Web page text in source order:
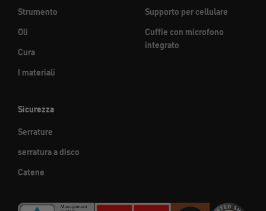
Strumento
Oli
Cura
I materiali
Supporto per cellulare
Cuffie con microfono
integrato
Sicurezza
Serrature
serratura a disco
Catene